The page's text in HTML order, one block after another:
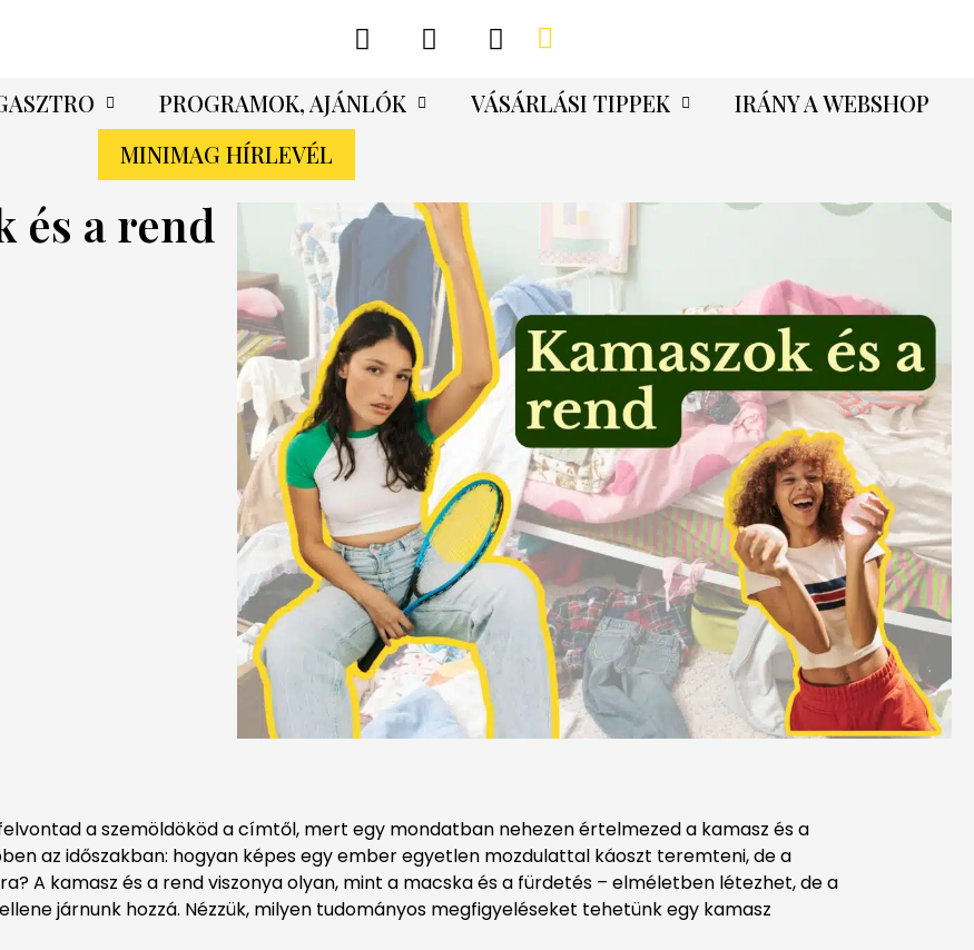
PROGRAMOK, AJÁNLÓK VÁSÁRLÁSI TIPPEK
IRÁNY A WEBSHOP
MINIMAG HÍRLEVÉL
és a rend
a szemöldököd a címtől, mert egy mondatban nehezen értelmezed a kamasz és a
az időszakban: hogyan képes egy ember egyetlen mozdulattal káoszt teremteni, de a
A kamasz és a rend viszonya olyan, mint a macska és a fürdetés – elméletben létezhet, de a
járnunk hozzá. Nézzük, milyen tudományos megfigyeléseket tehetünk egy kamasz